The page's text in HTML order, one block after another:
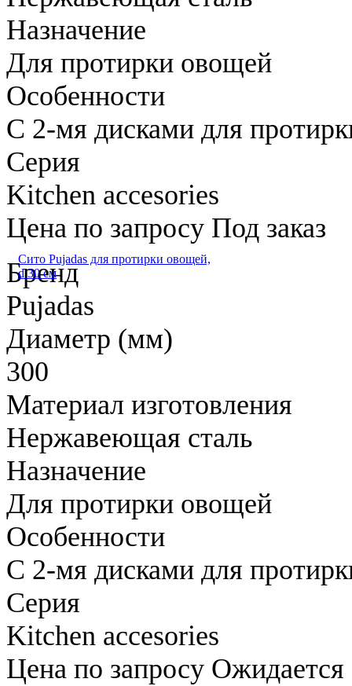
Назначение
Для протирки овощей
Особенности
С 2-мя дисками для
Серия
Kitchen accesories
Цена по запросу Под заказ
Сито Pujadas для протирки овощей,
d 30 см
Бренд
Pujadas
Диаметр (мм)
300
Материал изготовления
Нержавеющая сталь
Назначение
Для протирки овощей
Особенности
С 2-мя дисками для
Серия
Kitchen accesories
Цена по запросу Ожидается